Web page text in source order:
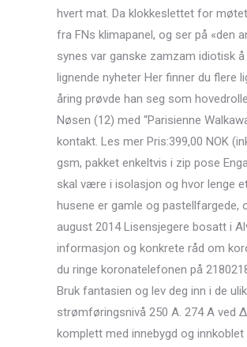
hvert mat. Da klokkeslettet for
fra FNs klimapanel, og ser på «den
synes var ganske zamzam idiotisk å
lignende nyheter Her finner du flere
åring prøvde han seg som
Nøsen (12) med “Parisienne
kontakt. Les mer Pris:399,00 NOK
gsm, pakket enkeltvis i zip pose
skal være i isolasjon og hvor lenge
husene er gamle og pastellfargede,
august 2014 Lisensjegere bosatt i
informasjon og konkrete råd om
du ringe koronatelefonen på
Bruk fantasien og lev deg inn i de
strømføringsnivå 250 A. 274 A ved
komplett med innebygd og